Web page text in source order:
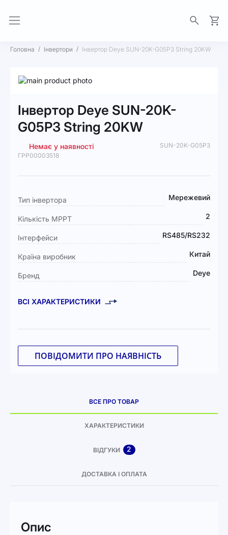
Головна Інвертори Інвертор Deye SUN-20K-G05P3 String 20KW
Перейти
галереї
зображень
початку
галереї
зображень
Інвертор Deye SUN-20K-
G05P3 String 20KW
Немає у наявності
SUN-20K-G05P3
ГРР00003518
Докладніше
Тип інвертора Мережевий
Кількість MPPT 2
Інтерфейси RS485/RS232
Країна виробник Китай
Бренд Deye
ВСІ ХАРАКТЕРИСТИКИ
ПОВІДОМИТИ ПРО НАЯВНІСТЬ
ВСЕ ПРО ТОВАР
ХАРАКТЕРИСТИКИ
ВІДГУКИ 2
ДОСТАВКА І ОПЛАТА
Опис